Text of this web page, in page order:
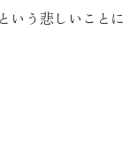
いう悲しいことに